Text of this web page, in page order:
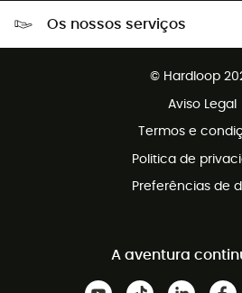
Devoluções gratuitas em 100 dias
Os nossos serviços
© Hardloop
Aviso Legal
Termos e
Politica de
Preferências de
A aventura